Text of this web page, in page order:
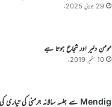
29 جولائی 2025ء
مومن دلیر اور شجاع ہوتا ہے
10 ستمبر 2019ء
Mendig سے جلسہ سالانہ جرمنی کی تیاری کی ایک رپورٹ